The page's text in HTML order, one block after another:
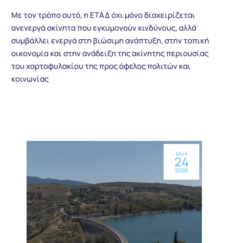
Με τον τρόπο αυτό, η ΕΤΑΔ όχι μόνο διαχειρίζεται
ανενεργά ακίνητα που εγκυμονούν κινδύνους, αλλά
συμβάλλει ενεργά στη βιώσιμη ανάπτυξη, στην τοπική
οικονομία και στην ανάδειξη της ακίνητης περιουσίας
του χαρτοφυλακίου της προς όφελος πολιτών και
κοινωνίας
Ιούλ
24
2026